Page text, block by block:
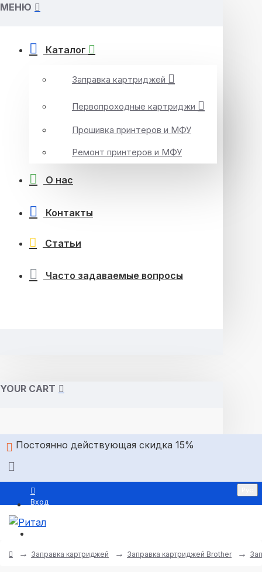
МЕНЮ
Каталог
Заправка картриджей
Первопроходные картриджи
Прошивка принтеров и МФУ
Ремонт принтеров и МФУ
О нас
Контакты
Статьи
Часто задаваемые вопросы
YOUR CART
Постоянно действующая скидка 15%
Вход
Заправка картриджей Заправка картриджей Brother